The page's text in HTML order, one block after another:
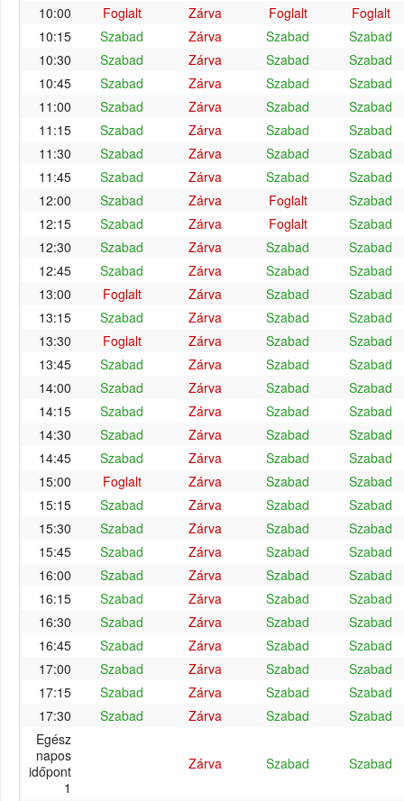
10:00
Foglalt Zárva Foglalt
Foglalt
10:15
Szabad Zárva Szabad
Szabad
10:30
Szabad Zárva Szabad
Szabad
10:45
Szabad Zárva Szabad
Szabad
11:00
Szabad Zárva Szabad
Szabad
11:15
Szabad Zárva Szabad
Szabad
11:30
Szabad Zárva Szabad
Szabad
11:45
Szabad Zárva Szabad
Szabad
12:00
Szabad Zárva Foglalt
Szabad
12:15
Szabad Zárva Foglalt
Szabad
12:30
Szabad Zárva Szabad
Szabad
12:45
Szabad Zárva Szabad
Szabad
13:00
Foglalt Zárva Szabad
Szabad
13:15
Szabad Zárva Szabad
Szabad
13:30
Foglalt Zárva Szabad
Szabad
13:45
Szabad Zárva Szabad
Szabad
14:00
Szabad Zárva Szabad
Szabad
14:15
Szabad Zárva Szabad
Szabad
14:30
Szabad Zárva Szabad
Szabad
14:45
Szabad Zárva Szabad
Szabad
15:00
Foglalt Zárva Szabad
Szabad
15:15
Szabad Zárva Szabad
Szabad
15:30
Szabad Zárva Szabad
Szabad
15:45
Szabad Zárva Szabad
Szabad
16:00
Szabad Zárva Szabad
Szabad
16:15
Szabad Zárva Szabad
Szabad
16:30
Szabad Zárva Szabad
Szabad
16:45
Szabad Zárva Szabad
Szabad
17:00
Szabad Zárva Szabad
Szabad
17:15
Szabad Zárva Szabad
Szabad
17:30
Szabad Zárva Szabad
Szabad
Egész
napos
időpont
1
Zárva Szabad Szabad